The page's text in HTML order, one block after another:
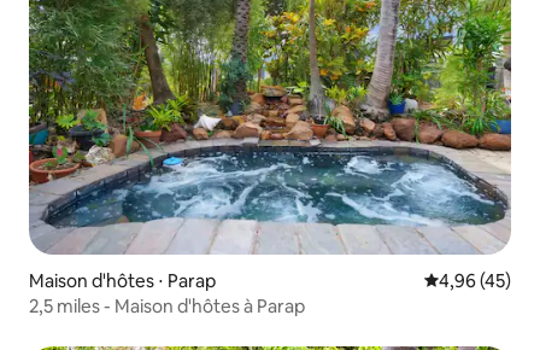
Maison d'hôtes ⋅ Parap Évaluation
4,96 (45)
2,5 miles - Maison d'hôtes à Parap